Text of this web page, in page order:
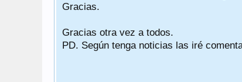
Gracias.
Gracias otra vez a todos.
PD. Según tenga noticias las iré